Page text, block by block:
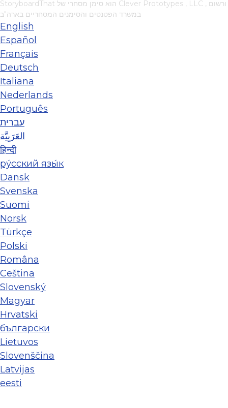
Clever Prototypes , LLC , ורשום
במשרד הפטנטים והסימנים המסחריים בארה"ב
English
Español
Français
Deutsch
Italiana
Nederlands
Português
עברית
العَرَبِيَّة
हिन्दी
ру́сский язы́к
Dansk
Svenska
Suomi
Norsk
Türkçe
Polski
Româna
Ceština
Slovenský
Magyar
Hrvatski
български
Lietuvos
Slovenščina
Latvijas
eesti